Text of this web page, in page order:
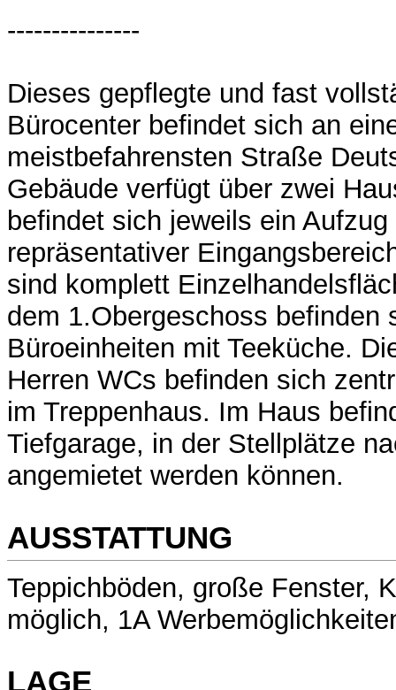
---------------
Dieses gepflegte und fast
Bürocenter befindet sich an
meistbefahrensten Straße
Gebäude verfügt über zwei
befindet sich jeweils ein
repräsentativer
sind komplett
dem 1.Obergeschoss befinden
Büroeinheiten mit Teeküche.
Herren WCs befinden sich
im Treppenhaus. Im Haus
Tiefgarage, in der Stellplätze
angemietet werden können.
AUSSTATTUNG
Teppichböden, große Fenster,
möglich, 1A
LAGE